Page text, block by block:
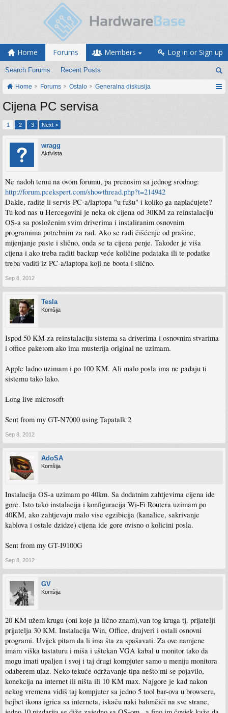
Home Forums
Search Forums Recent Posts
Members Log in or Sign up
Home Forums Ostalo Generalna diskusija
Cijena PC servisa
1 2 3 Next >
wragg
Aktivista
Ne nađoh temu na ovom forumu, pa prenosim sa jednog srodnog:
http://forum.pcekspert.com/showthread.php?t=214942
Dakle, radite li servis PC-a/laptopa "u fušu" i koliko ga naplaćujete?
Tu kod nas u Hercegovini je neka ok cijena od 30KM za reinstalaciju
OS-a sa posloženim svim driverima i instaliranim osnovnim
programima potrebnim za rad. Ako se radi čišćenje od prašine,
mijenjanje paste i slično, onda se ta cijena penje. Također je viša
cijena i ako treba raditi backup veće količine podataka ili te podatke
treba vaditi iz PC-a/laptopa koji ne boota i slično.
Sep 8, 2012
Tesla
Komšija
Ispod 50 KM za reinstalaciju sistema sa driverima i osnovnim stvarima
i office paketom ako ima musterija original ne uzimam.
Apple ladno uzimam i po 100 KM. Ali malo posla ima ne padaju ti
sistemu tako lako.
Long live microsoft
Sent from my GT-N7000 using Tapatalk 2
Sep 8, 2012
AdoSA
Komšija
Instalacija OS-a uzimam po 40km. Sa dodatnim zahtjevima cijena ide
gore. Isto tako instalacija i konfiguracija Wi-Fi Routera uzimam po
40KM, ako zahtjevaju malo vise egzibicija (kanalice, sakrivanje
kablova i ostale dzidze) cijena ide gore ovisno o kolicini posla.
Sent from my GT-I9100G
Sep 8, 2012
GV
Komšija
20 KM užem krugu (oni koje ja lično znam),van tog kruga tj. prijatelji
prijatelja 30 KM. Instalacija Win, Office, drajveri i ostali osnovni
programi. Uvijek pitam da li ima šta za spašavati. Za ove namjene
imam viška tastaturu i miša i uštekan VGA kabal u monitor tako da
mogu imati upaljen i svoj i taj drugi kompjuter samo u meniju monitora
odaberem ulaz. Neko tekuće održavanje tipa nešto mi se pojavilo,
konekcija na internet ili ništa ili 10 KM max. Najgore je kad nakon
nekog vremena vidiš taj kompjuter sa jedno 5 tool bar-ova u browseru,
hejbet ikona igrica sa interneta, iskaču naki balončići na sve strane,